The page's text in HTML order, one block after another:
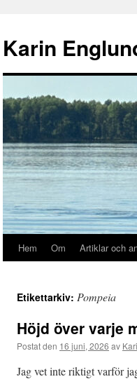
innehåll
Karin
Hem Om Artiklar och
Etikettarkiv: Pompeia
Höjd över varje
Postat den 16 juni, 2026 av
Jag vet inte riktigt varför